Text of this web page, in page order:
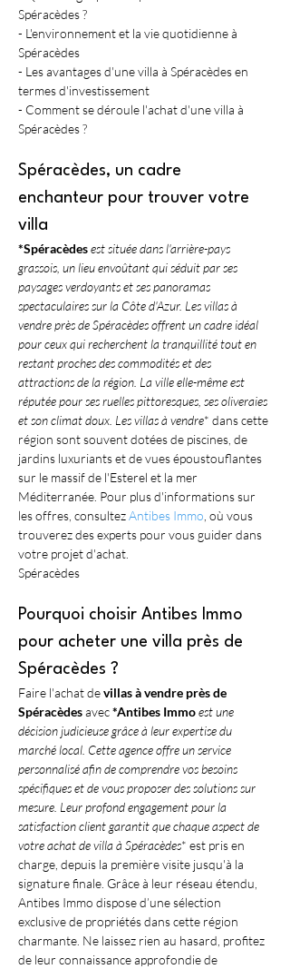
Spéracèdes ?
- L'environnement et la vie quotidienne à
Spéracèdes
- Les avantages d'une villa à Spéracèdes en
termes d'investissement
- Comment se déroule l'achat d'une villa à
Spéracèdes ?
Spéracèdes, un cadre
enchanteur pour trouver votre
villa
*Spéracèdes est située dans l'arrière-pays
grassois, un lieu envoûtant qui séduit par ses
paysages verdoyants et ses panoramas
spectaculaires sur la Côte d'Azur. Les villas à
vendre près de Spéracèdes offrent un cadre idéal
pour ceux qui recherchent la tranquillité tout en
restant proches des commodités et des
attractions de la région. La ville elle-même est
réputée pour ses ruelles pittoresques, ses oliveraies
et son climat doux. Les villas à vendre* dans cette
région sont souvent dotées de piscines, de
jardins luxuriants et de vues époustouflantes
sur le massif de l'Esterel et la mer
Méditerranée. Pour plus d'informations sur
les offres, consultez Antibes Immo , où vous
trouverez des experts pour vous guider dans
votre projet d'achat.
Spéracèdes
Pourquoi choisir Antibes Immo
pour acheter une villa près de
Spéracèdes ?
Faire l'achat de villas à vendre près de
Spéracèdes avec *Antibes Immo est une
décision judicieuse grâce à leur expertise du
marché local. Cette agence offre un service
personnalisé afin de comprendre vos besoins
spécifiques et de vous proposer des solutions sur
mesure. Leur profond engagement pour la
satisfaction client garantit que chaque aspect de
votre achat de villa à Spéracèdes* est pris en
charge, depuis la première visite jusqu'à la
signature finale. Grâce à leur réseau étendu,
Antibes Immo dispose d’une sélection
exclusive de propriétés dans cette région
charmante. Ne laissez rien au hasard, profitez
de leur connaissance approfondie de